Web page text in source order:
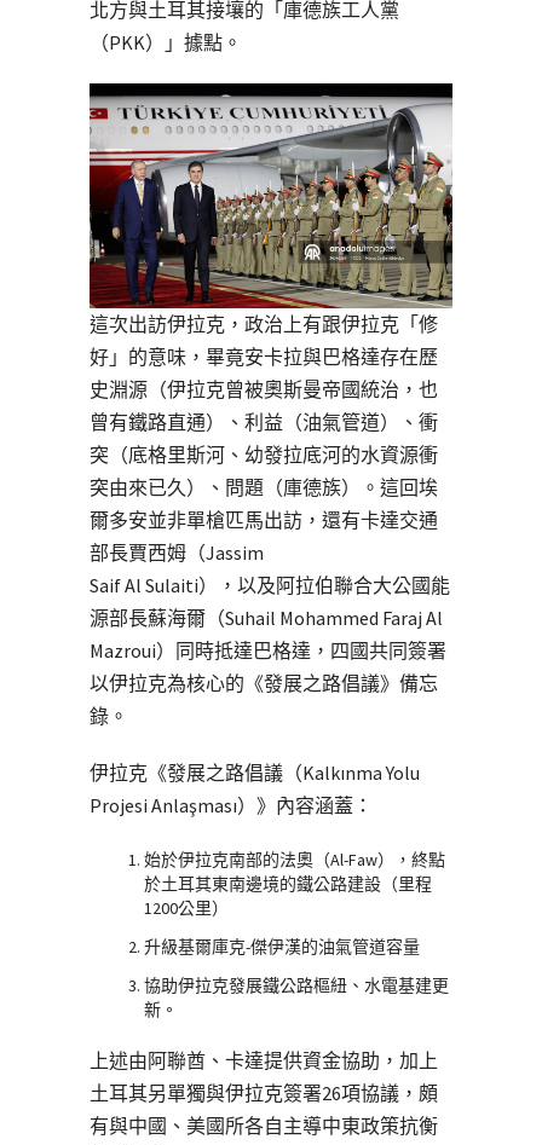
北方與土耳其接壤的「庫德族工人黨
（PKK）」據點。
這次出訪伊拉克，政治上有跟伊拉克「修
好」的意味，畢竟安卡拉與巴格達存在歷
史淵源（伊拉克曾被奧斯曼帝國統治，也
曾有鐵路直通）、利益（油氣管道）、衝
突（底格里斯河、幼發拉底河的水資源衝
突由來已久）、問題（庫德族）。這回埃
爾多安並非單槍匹馬出訪，還有卡達交通
部長賈西姆（Jassim
Saif Al Sulaiti），以及阿拉伯聯合大公國能
源部長蘇海爾（Suhail Mohammed Faraj Al
Mazroui）同時抵達巴格達，四國共同簽署
以伊拉克為核心的《發展之路倡議》備忘
錄。
伊拉克《發展之路倡議（Kalkınma Yolu
Projesi Anlaşması）》內容涵蓋：
始於伊拉克南部的法奧（Al-Faw），終點
於土耳其東南邊境的鐵公路建設（里程
1200公里）
升級基爾庫克-傑伊漢的油氣管道容量
協助伊拉克發展鐵公路樞紐、水電基建更
新。
上述由阿聯酋、卡達提供資金協助，加上
土耳其另單獨與伊拉克簽署26項協議，頗
有與中國、美國所各自主導中東政策抗衡